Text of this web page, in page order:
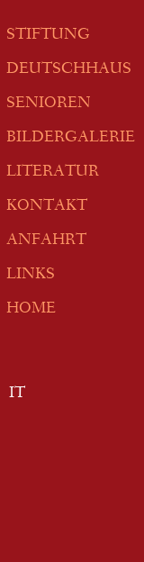
STIFTUNG
DEUTSCHHAUS
SENIOREN
BILDERGALERIE
LITERATUR
KONTAKT
ANFAHRT
LINKS
HOME
IT